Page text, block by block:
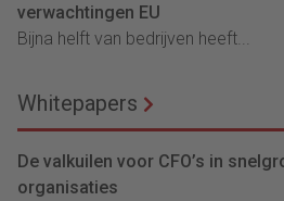
verwachtingen EU
Bijna helft van bedrijven heeft...
Whitepapers
De valkuilen voor CFO’s in
organisaties